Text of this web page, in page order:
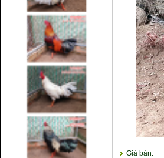
Giá bán: